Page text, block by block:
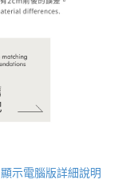
顯示電腦版詳細說明